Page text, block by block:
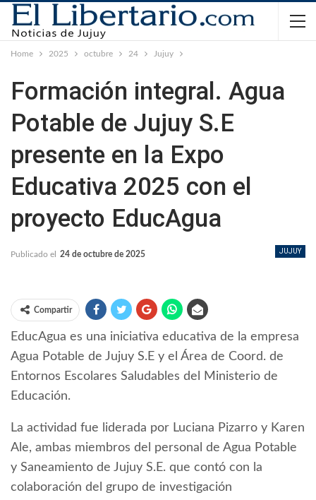
Home 2025 octubre 24 Jujuy
Formación integral. Agua
Potable de Jujuy S.E
presente en la Expo
Educativa 2025 con el
proyecto EducAgua
JUJUY
Publicado el 24 de octubre de 2025
Compartir
EducAgua es una iniciativa educativa de la empresa
Agua Potable de Jujuy S.E y el Área de Coord. de
Entornos Escolares Saludables del Ministerio de
Educación.
La actividad fue liderada por Luciana Pizarro y Karen
Ale, ambas miembros del personal de Agua Potable
y Saneamiento de Jujuy S.E. que contó con la
colaboración del grupo de investigación